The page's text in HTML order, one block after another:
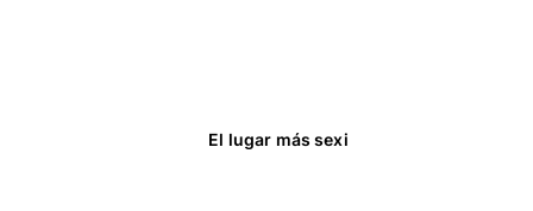
El lugar más sexi